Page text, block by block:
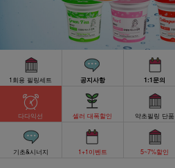
1회용 필링세트 공지사항 1:1문의
다다익선 셀러 대폭할인 약초필링 단품
기초&시너지 1+1이벤트 5~7%할인